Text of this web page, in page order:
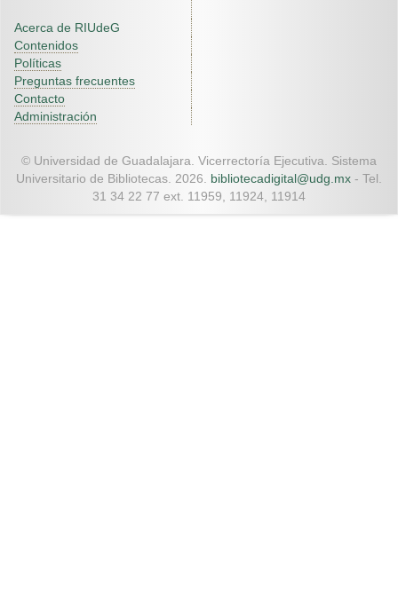
Acerca de RIUdeG
Contenidos
Políticas
Preguntas frecuentes
Contacto
Administración
© Universidad de Guadalajara. Vicerrectoría Ejecutiva. Sistema
Universitario de Bibliotecas. 2026. bibliotecadigital@udg.mx - Tel.
31 34 22 77 ext. 11959, 11924, 11914